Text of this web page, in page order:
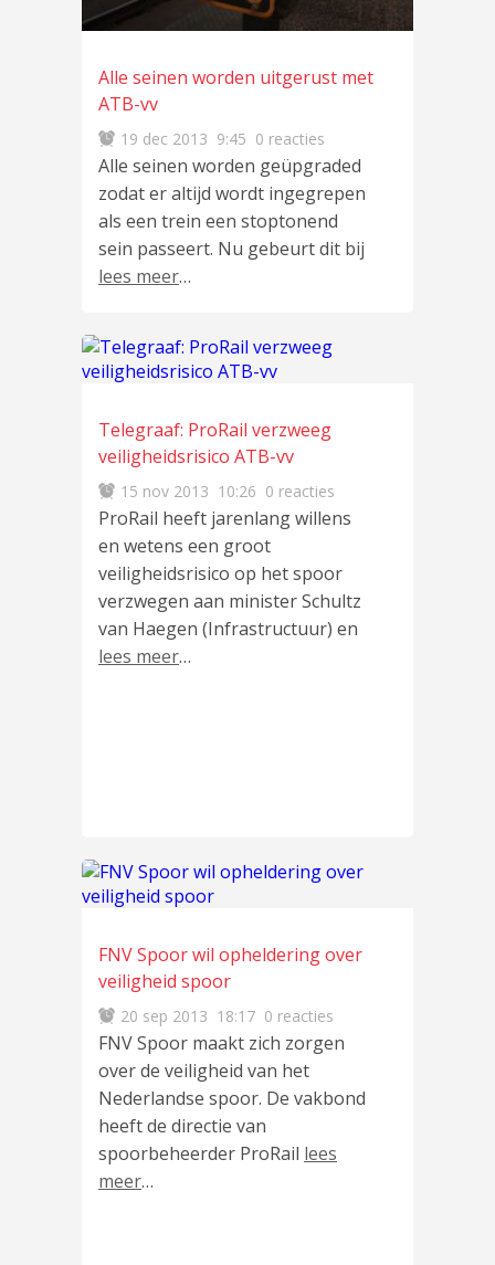
Alle seinen worden uitgerust met
ATB-vv
19 dec 2013 9:45 0 reacties
Alle seinen worden geüpgraded
zodat er altijd wordt ingegrepen
als een trein een stoptonend
sein passeert. Nu gebeurt dit bij
lees meer…
Telegraaf: ProRail verzweeg
veiligheidsrisico ATB-vv
15 nov 2013 10:26 0 reacties
ProRail heeft jarenlang willens
en wetens een groot
veiligheidsrisico op het spoor
verzwegen aan minister Schultz
van Haegen (Infrastructuur) en
lees meer…
FNV Spoor wil opheldering over
veiligheid spoor
20 sep 2013 18:17 0 reacties
FNV Spoor maakt zich zorgen
over de veiligheid van het
Nederlandse spoor. De vakbond
heeft de directie van
spoorbeheerder ProRail lees
meer…